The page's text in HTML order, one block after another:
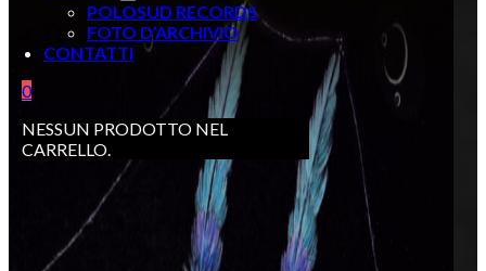
POLOSUD RECORDS
FOTO D’ARCHIVIO
CONTATTI
0
NESSUN PRODOTTO NEL
CARRELLO.